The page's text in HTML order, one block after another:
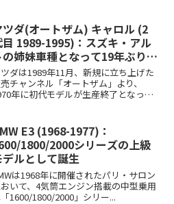
ツダ(オートザム) キャロル (2
1989-1995)：スズキ・アル
の姉妹車種となって19年ぶりに
活 [AA]
ダは1989年11月、新規に立ち上げた
チャンネル「オートザム」より、
年に初代モデルが生産終了となって
E3 (1968-1977)：
1800/2000シリーズの上級
デルとして誕生
は1968年に開催されたパリ・サロン
いて、4気筒エンジン搭載の中型乗用
1600/1800/2000」シリー...